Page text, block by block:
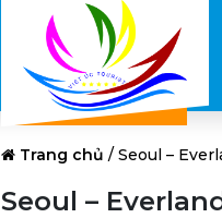
Trang chủ / Seoul –
Seoul –